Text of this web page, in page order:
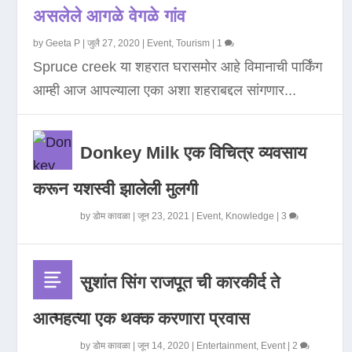
असलेले आगळे वेगळे गांव
byGeeta P |जुलै 27, 2020 Event,Tourism 1
Spruce creek या शहरात घरासमोर आहे विमानाची पार्किंग
आम्ही आज आपल्याला एका अशा शहराबद्दल सांगणार...
Donkey Milk एक विचित्र व्यवसाय
करून यशस्वी झालेली मुलगी
byडोम कावळा |जून 23, 2021 Event, Knowledge |3
सुशांत सिंग राजपूत ची कारकीर्द ते
आत्महत्या एक थक्क करणारा प्रवास
byडोम कावळा |जून 14, 2020 Entertainment, Event|2